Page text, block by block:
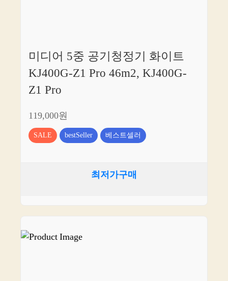
미디어 5중 공기청정기 화이트
KJ400G-Z1 Pro 46m2, KJ400G-
Z1 Pro
119,000원
SALE bestSeller 베스트셀러
최저가구매